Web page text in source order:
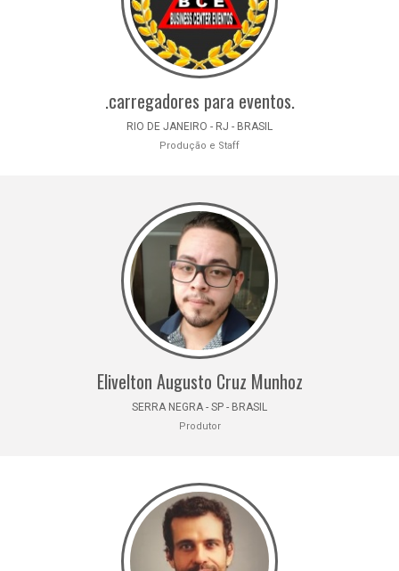
.carregadores para eventos.
RIO DE JANEIRO - RJ - BRASIL
Produção e Staff
Elivelton Augusto Cruz Munhoz
SERRA NEGRA - SP - BRASIL
Produtor